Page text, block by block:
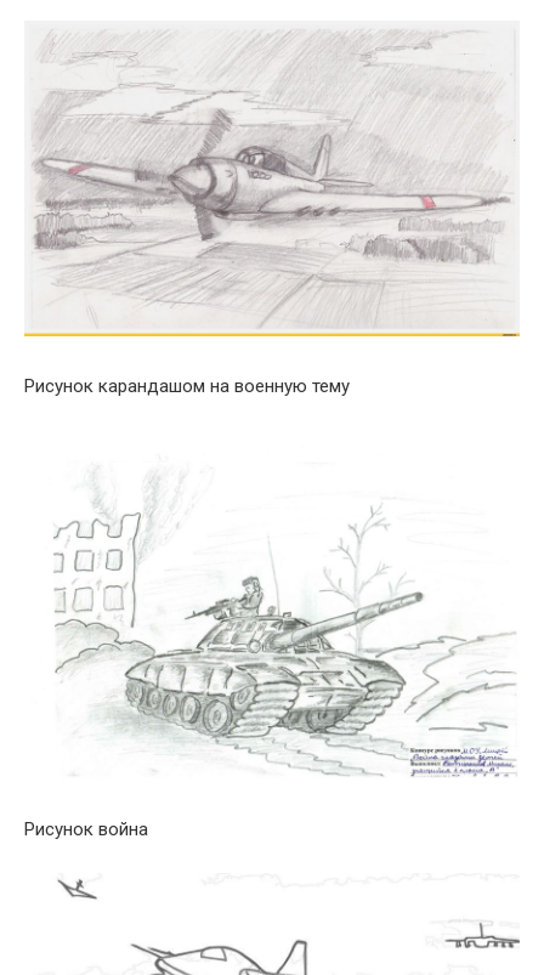
Рисунок карандашом на военную тему
Рисунок война